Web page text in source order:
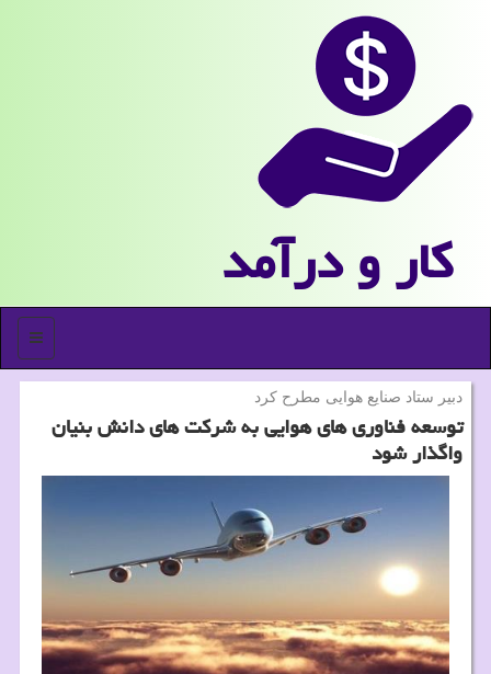
كار و درآمد
منو
دبیر ستاد صنایع هوایی مطرح كرد
توسعه فناوری های هوایی به شركت های دانش بنیان
واگذار شود